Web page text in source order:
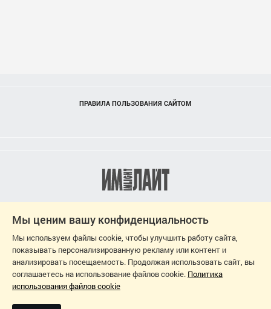
ПРАВИЛА ПОЛЬЗОВАНИЯ САЙТОМ
Мы ценим вашу конфиденциальность
Мы используем файлы cookie, чтобы улучшить работу сайта,
показывать персонализированную рекламу или контент и
анализировать посещаемость. Продолжая использовать сайт, вы
соглашаетесь на использование файлов cookie. Политика
использования файлов cookie